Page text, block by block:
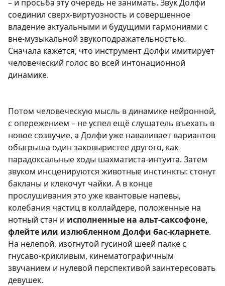
– и просьба эту очередь не занимать. Звук Долфи
соединил сверх-виртуозность и совершенное
владение актуальными и будущими гармониями с
вне-музыкальной звукоподражательностью.
Сначала кажется, что инструмент Долфи имитирует
человеческий голос во всей интонационной
динамике.
Потом человеческую мысль в динамике нейронной,
с опережением – не успел ещё слушатель въехать в
новое созвучие, а Долфи уже наваливает вариантов
обыгрыша один заковыристее другого, как
парадоксальные ходы шахматиста-интуита. Затем
звуком инсценируются животные инстинкты: стонут
бакланы и клекочут чайки. А в конце
прослушивания это уже квантовые напевы,
колебания частиц в коллайдере, положенные на
нотный стан и исполненные на альт-саксофоне,
флейте или излюбленном Долфи бас-кларнете.
На нелепой, изогнутой гусиной шеей палке с
гнусаво-крикливым, кинематографичным
звучанием и нулевой перспективой заинтересовать
девушек.